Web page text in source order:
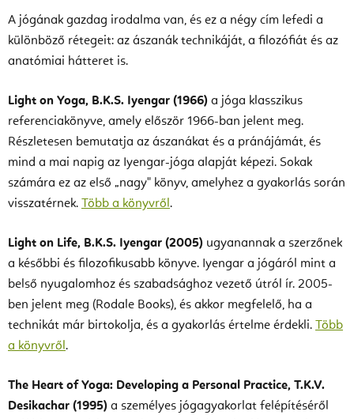
A jógának gazdag irodalma van, és ez a négy cím lefedi a
különböző rétegeit: az ászanák technikáját, a filozófiát és az
anatómiai hátteret is.
Light on Yoga, B.K.S. Iyengar (1966) a jóga klasszikus
referenciakönyve, amely először 1966-ban jelent meg.
Részletesen bemutatja az ászanákat és a pránájámát, és
mind a mai napig az Iyengar-jóga alapját képezi. Sokak
számára ez az első „nagy" könyv, amelyhez a gyakorlás során
visszatérnek. Több a könyvről.
Light on Life, B.K.S. Iyengar (2005) ugyanannak a szerzőnek
a későbbi és filozofikusabb könyve. Iyengar a jógáról mint a
belső nyugalomhoz és szabadsághoz vezető útról ír. 2005-
ben jelent meg (Rodale Books), és akkor megfelelő, ha a
technikát már birtokolja, és a gyakorlás értelme érdekli. Több
a könyvről.
The Heart of Yoga: Developing a Personal Practice, T.K.V.
Desikachar (1995) a személyes jógagyakorlat felépítéséről